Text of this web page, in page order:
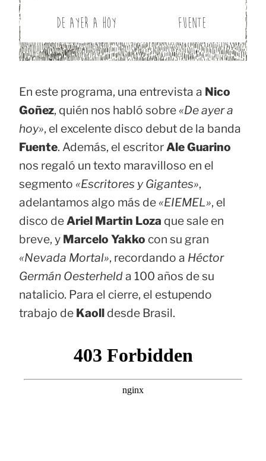
En este programa, una entrevista a Nico
Goñez, quién nos habló sobre «De ayer a
hoy», el excelente disco debut de la banda
Fuente. Además, el escritorAle Guarino
nos regaló un texto maravilloso en el
segmento «Escritores y Gigantes»,
adelantamos algo más de «EIEMEL», el
disco deAriel Martin Loza que sale en
breve, y Marcelo Yakko con su gran
«Nevada Mortal», recordando a Héctor
Germán Oesterhelda 100 años de su
natalicio. Para el cierre, el estupendo
trabajo de Kaoll desde Brasil.